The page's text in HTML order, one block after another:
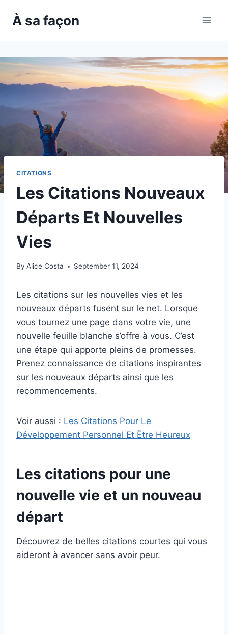
À sa façon
CITATIONS
Les Citations Nouveaux
Départs Et Nouvelles
Vies
By Alice Costa September 11, 2024
Les citations sur les nouvelles vies et les
nouveaux départs fusent sur le net. Lorsque
vous tournez une page dans votre vie, une
nouvelle feuille blanche s’offre à vous. C’est
une étape qui apporte pleins de promesses.
Prenez connaissance de citations inspirantes
sur les nouveaux départs ainsi que les
recommencements.
Voir aussi : Les Citations Pour Le
Développement Personnel Et Être Heureux
Les citations pour une
nouvelle vie et un nouveau
départ
Découvrez de belles citations courtes qui vous
aideront à avancer sans avoir peur.